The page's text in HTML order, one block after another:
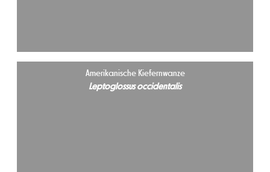
Amerikanische Kiefernwanze
Leptoglossus occidentalis